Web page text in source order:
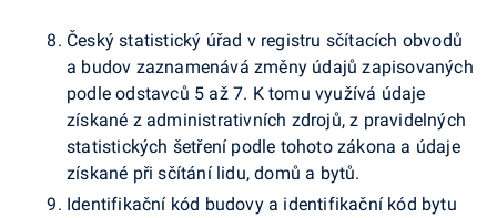
Český statistický úřad v registru sčítacích obvodů
a budov zaznamenává změny údajů zapisovaných
podle odstavců 5 až 7. K tomu využívá údaje
získané z administrativních zdrojů, z pravidelných
statistických šetření podle tohoto zákona a údaje
získané při sčítání lidu, domů a bytů.
Identifikační kód budovy a identifikační kód bytu